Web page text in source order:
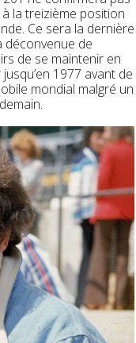
la treizième position
Ce sera la dernière
déconvenue de
de se maintenir en
1977 avant de
mondial malgré un